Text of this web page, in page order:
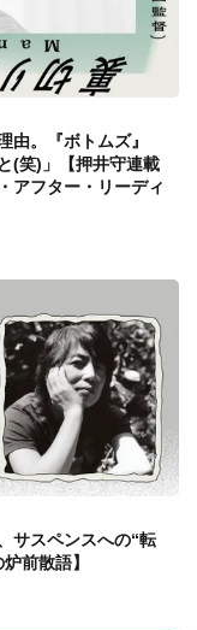
由。『ボトムズ』
(笑)」【押井守連載
アフター・リーディ
サスペンスへの“転
前散語】